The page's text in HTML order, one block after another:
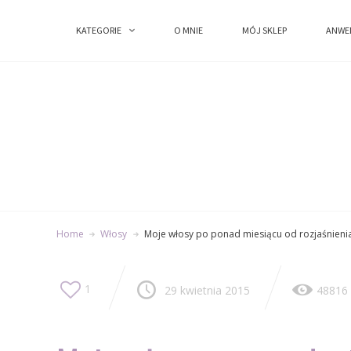
KATEGORIE O MNIE MÓJ SKLEP
KATEGORIE O MNIE MÓJ SKLEP
Home Włosy Moje włosy po ponad miesiącu od
1 29 kwietnia 2015 48816